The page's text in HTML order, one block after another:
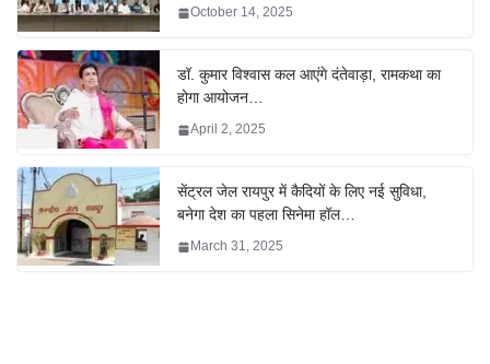
October 14, 2025
डॉ. कुमार विश्वास कल आएंगे दंतेवाड़ा, रामकथा का
होगा आयोजन…
April 2, 2025
सेंट्रल जेल रायपुर में कैदियों के लिए नई सुविधा,
बनेगा देश का पहला सिनेमा हॉल…
March 31, 2025